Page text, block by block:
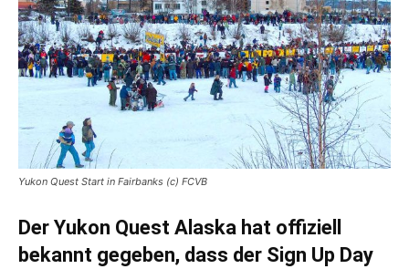
Yukon Quest Start in Fairbanks (c) FCVB
Der Yukon Quest Alaska hat offiziell
bekannt gegeben, dass der Sign Up Day